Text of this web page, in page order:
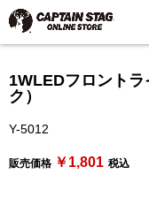
1WLEDフロント
ク）
Y-5012
販売価格 ￥1,801 税込